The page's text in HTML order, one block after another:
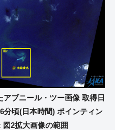
アブニール・ツー画像 取得日
分頃(日本時間) ポインティン
図2拡大画像の範囲